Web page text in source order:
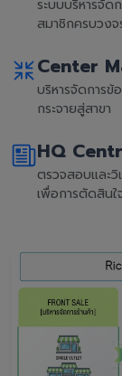
ระบบบริหารจัด
สมาชิกครบวงจ
Center
บริหารจัดการข้
กระจายสู่สาขา
HQ
ตรวจสอบและวิ
เพื่อการตัดสินใ